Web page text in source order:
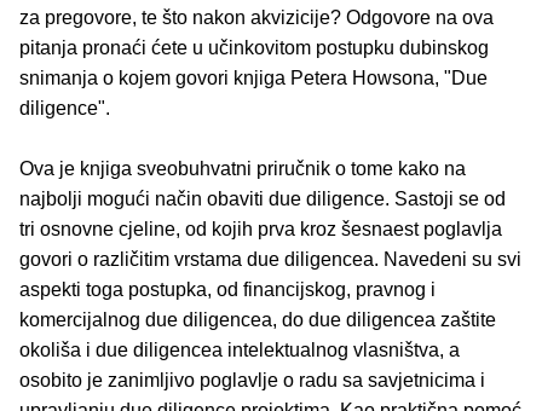
za pregovore, te što nakon akvizicije? Odgovore na ova
pitanja pronaći ćete u učinkovitom postupku dubinskog
snimanja o kojem govori knjiga Petera Howsona, "Due
diligence".
Ova je knjiga sveobuhvatni priručnik o tome kako na
najbolji mogući način obaviti due diligence. Sastoji se od
tri osnovne cjeline, od kojih prva kroz šesnaest poglavlja
govori o različitim vrstama due diligencea. Navedeni su svi
aspekti toga postupka, od financijskog, pravnog i
komercijalnog due diligencea, do due diligencea zaštite
okoliša i due diligencea intelektualnog vlasništva, a
osobito je zanimljivo poglavlje o radu sa savjetnicima i